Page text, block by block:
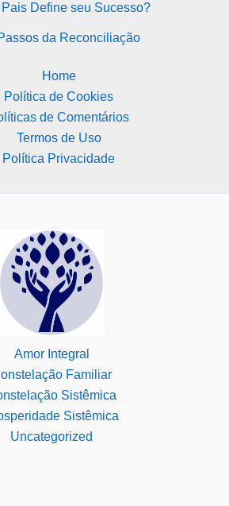
Define seu Sucesso?
da Reconciliação
Home
Política de Cookies
de Comentários
Termos de Uso
Política Privacidade
Amor Integral
Familiar
Sistêmica
Sistêmica
Uncategorized